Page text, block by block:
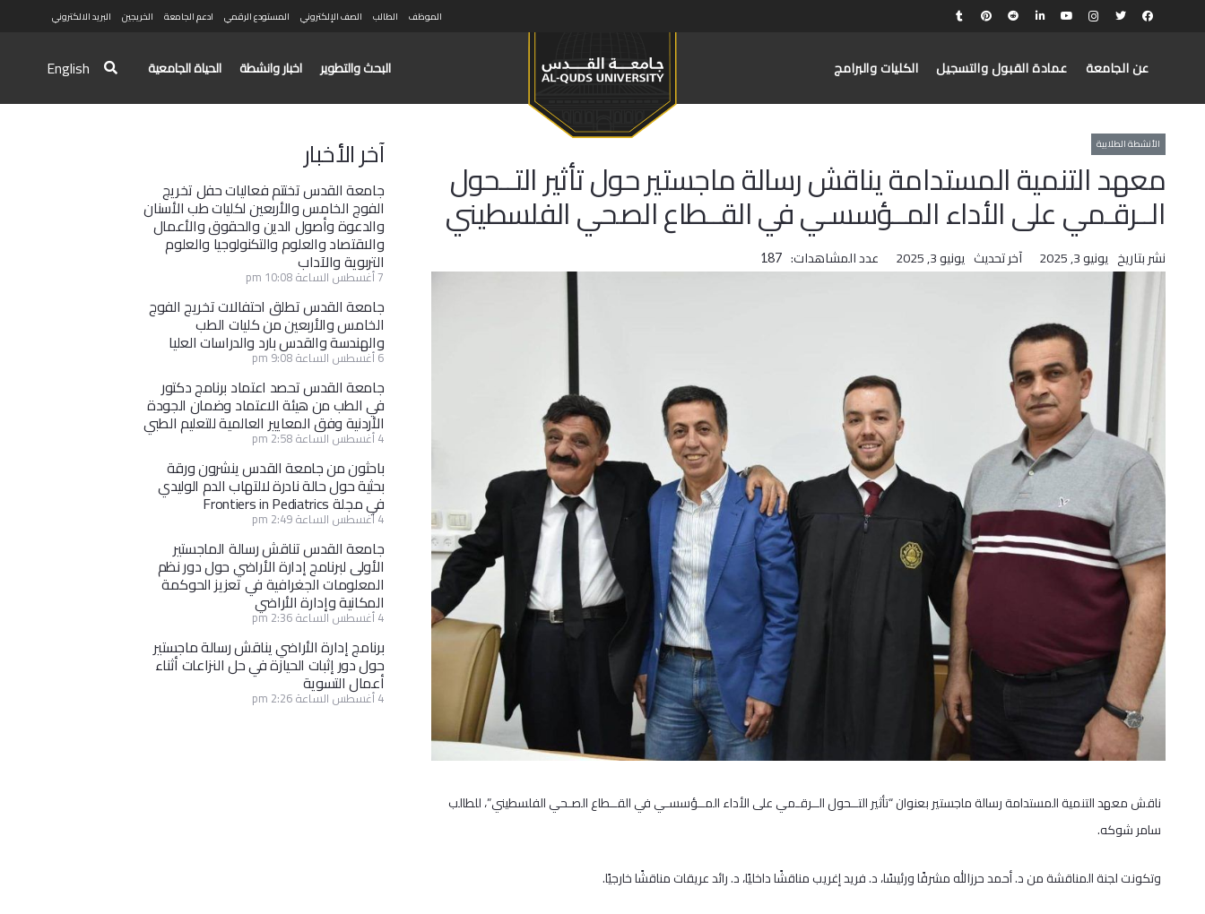
الموظف الطالب الصف الإلكتروني المستودع الرقمي ادعم الجامعة الخريجين البريد الالكتروني
عن الجامعة عمادة القبول والتسجيل الكليات والبرامج البحث والتطوير اخبار وانشطة الحياة الجامعية English
الأنشطة الطلابية
معهد التنمية المستدامة يناقش رسالة ماجستير حول تأثير التــحول
الــرقـمي على الأداء المــؤسسـي في القــطاع الصحي الفلسطيني
نشر بتاريخ يونيو 3, 2025 آخر تحديث يونيو 3, 2025 عدد المشاهدات: 187
ناقش معهد التنمية المستدامة رسالة ماجستير بعنوان “تأثير التــحول الــرقـمي على الأداء المــؤسسـي في القــطاع الصـحي الفلسطيني”، للطالب
سامر شوكه.
وتكونت لجنة المناقشة من د. أحمد حرزالله مشرفًا ورئيسًا، د. فريد إغريب مناقشًا داخليًا، د. رائد عريقات مناقشًا خارجيًا.
آخر الأخبار
جامعة القدس تختتم فعاليات حفل تخريج
الفوج الخامس والأربعين لكليات طب الأسنان
والدعوة وأصول الدين والحقوق والأعمال
والاقتصاد والعلوم والتكنولوجيا والعلوم
التربوية والآداب
7 أغسطس الساعة 10:08 pm
جامعة القدس تطلق احتفالات تخريج الفوج
الخامس والأربعين من كليات الطب
والهندسة والقدس بارد والدراسات العليا
6 أغسطس الساعة 9:08 pm
جامعة القدس تحصد اعتماد برنامج دكتور
في الطب من هيئة الاعتماد وضمان الجودة
الأردنية وفق المعايير العالمية للتعليم الطبي
4 أغسطس الساعة 2:58 pm
باحثون من جامعة القدس ينشرون ورقة
بحثية حول حالة نادرة لالتهاب الدم الوليدي
في مجلة Frontiers in Pediatrics
4 أغسطس الساعة 2:49 pm
جامعة القدس تناقش رسالة الماجستير
الأولى لبرنامج إدارة الأراضي حول دور نظم
المعلومات الجغرافية في تعزيز الحوكمة
المكانية وإدارة الأراضي
4 أغسطس الساعة 2:36 pm
برنامج إدارة الأراضي يناقش رسالة ماجستير
حول دور إثبات الحيازة في حل النزاعات أثناء
أعمال التسوية
4 أغسطس الساعة 2:26 pm